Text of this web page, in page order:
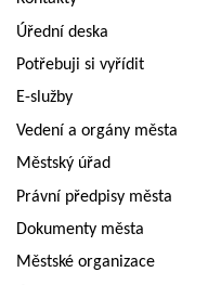
Úřední deska
Potřebuji si vyřídit
E-služby
Vedení a orgány města
Městský úřad
Právní předpisy města
Dokumenty města
Městské organizace